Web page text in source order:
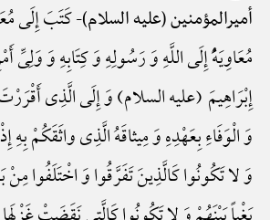
أمیرالمؤمنین (علیه السلام)-کَتَبَ إِلَی
مُعَاوِیَهًُْ إِلَی اللَّهِ وَ رَسُولِهِ وَ کِتَابِهِ وَ وَلِیِّ
إِبْرَاهِیمَ (علیه السلام) وَ إِلَی الَّذِی
وَ الْوَفَاءِ بِعَهْدِهِ وَ مِیثاقَهُ الَّذِی واثَقَکُمْ بِهِ
وَ لا تَکُونُوا کَالَّذِینَ تَفَرَّقُوا وَ اخْتَلَفُوا